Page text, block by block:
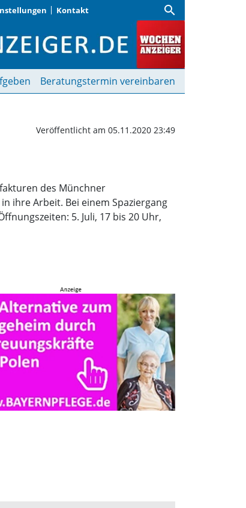
Kontakt search
im
Beratungstermin vereinbaren
Veröffentlicht am 05.11.2020 23:49
des Münchner
ihre Arbeit. Bei einem Spaziergang
5. Juli, 17 bis 20 Uhr,